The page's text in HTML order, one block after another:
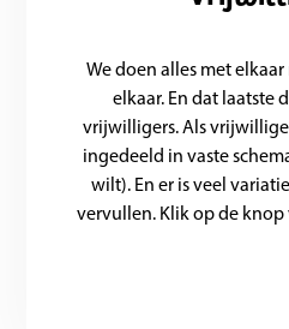
We doen alles met
elkaar. En dat laatste
vrijwilligers. Als
ingedeeld in vaste
wilt). En er is veel
vervullen. Klik op de